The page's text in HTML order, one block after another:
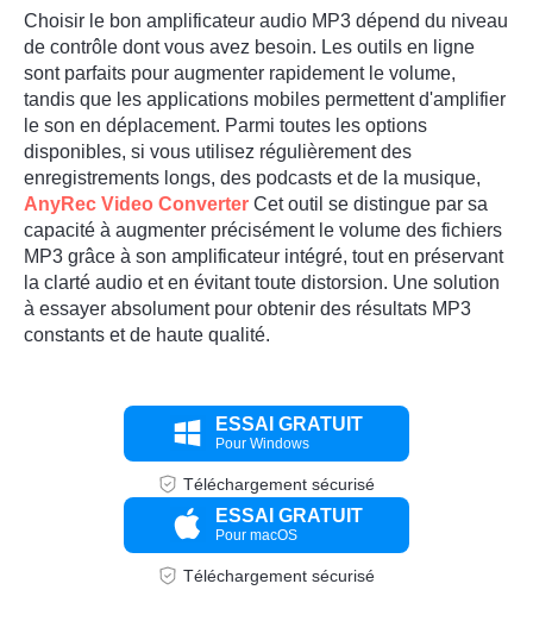
Choisir le bon amplificateur audio MP3 dépend du niveau
de contrôle dont vous avez besoin. Les outils en ligne
sont parfaits pour augmenter rapidement le volume,
tandis que les applications mobiles permettent d'amplifier
le son en déplacement. Parmi toutes les options
disponibles, si vous utilisez régulièrement des
enregistrements longs, des podcasts et de la musique,
AnyRec Video Converter Cet outil se distingue par sa
capacité à augmenter précisément le volume des fichiers
MP3 grâce à son amplificateur intégré, tout en préservant
la clarté audio et en évitant toute distorsion. Une solution
à essayer absolument pour obtenir des résultats MP3
constants et de haute qualité.
ESSAI GRATUIT
Pour Windows
Téléchargement sécurisé
ESSAI GRATUIT
Pour macOS
Téléchargement sécurisé